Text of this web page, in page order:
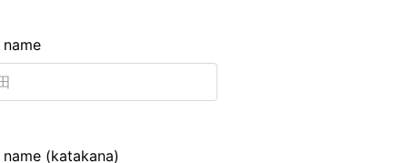
name (katakana)